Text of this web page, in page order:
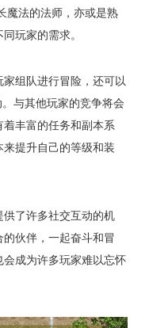
魔法的法师，亦或是熟
玩家的需求。
组队进行冒险，还可以
与其他玩家的竞争将会
丰富的任务和副本系
提升自己的等级和装
了许多社交互动的机
伙伴，一起奋斗和冒
成为许多玩家难以忘怀